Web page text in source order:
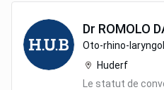
Dr ROMOLO
Oto-rhino-
Huderf
Le statut de